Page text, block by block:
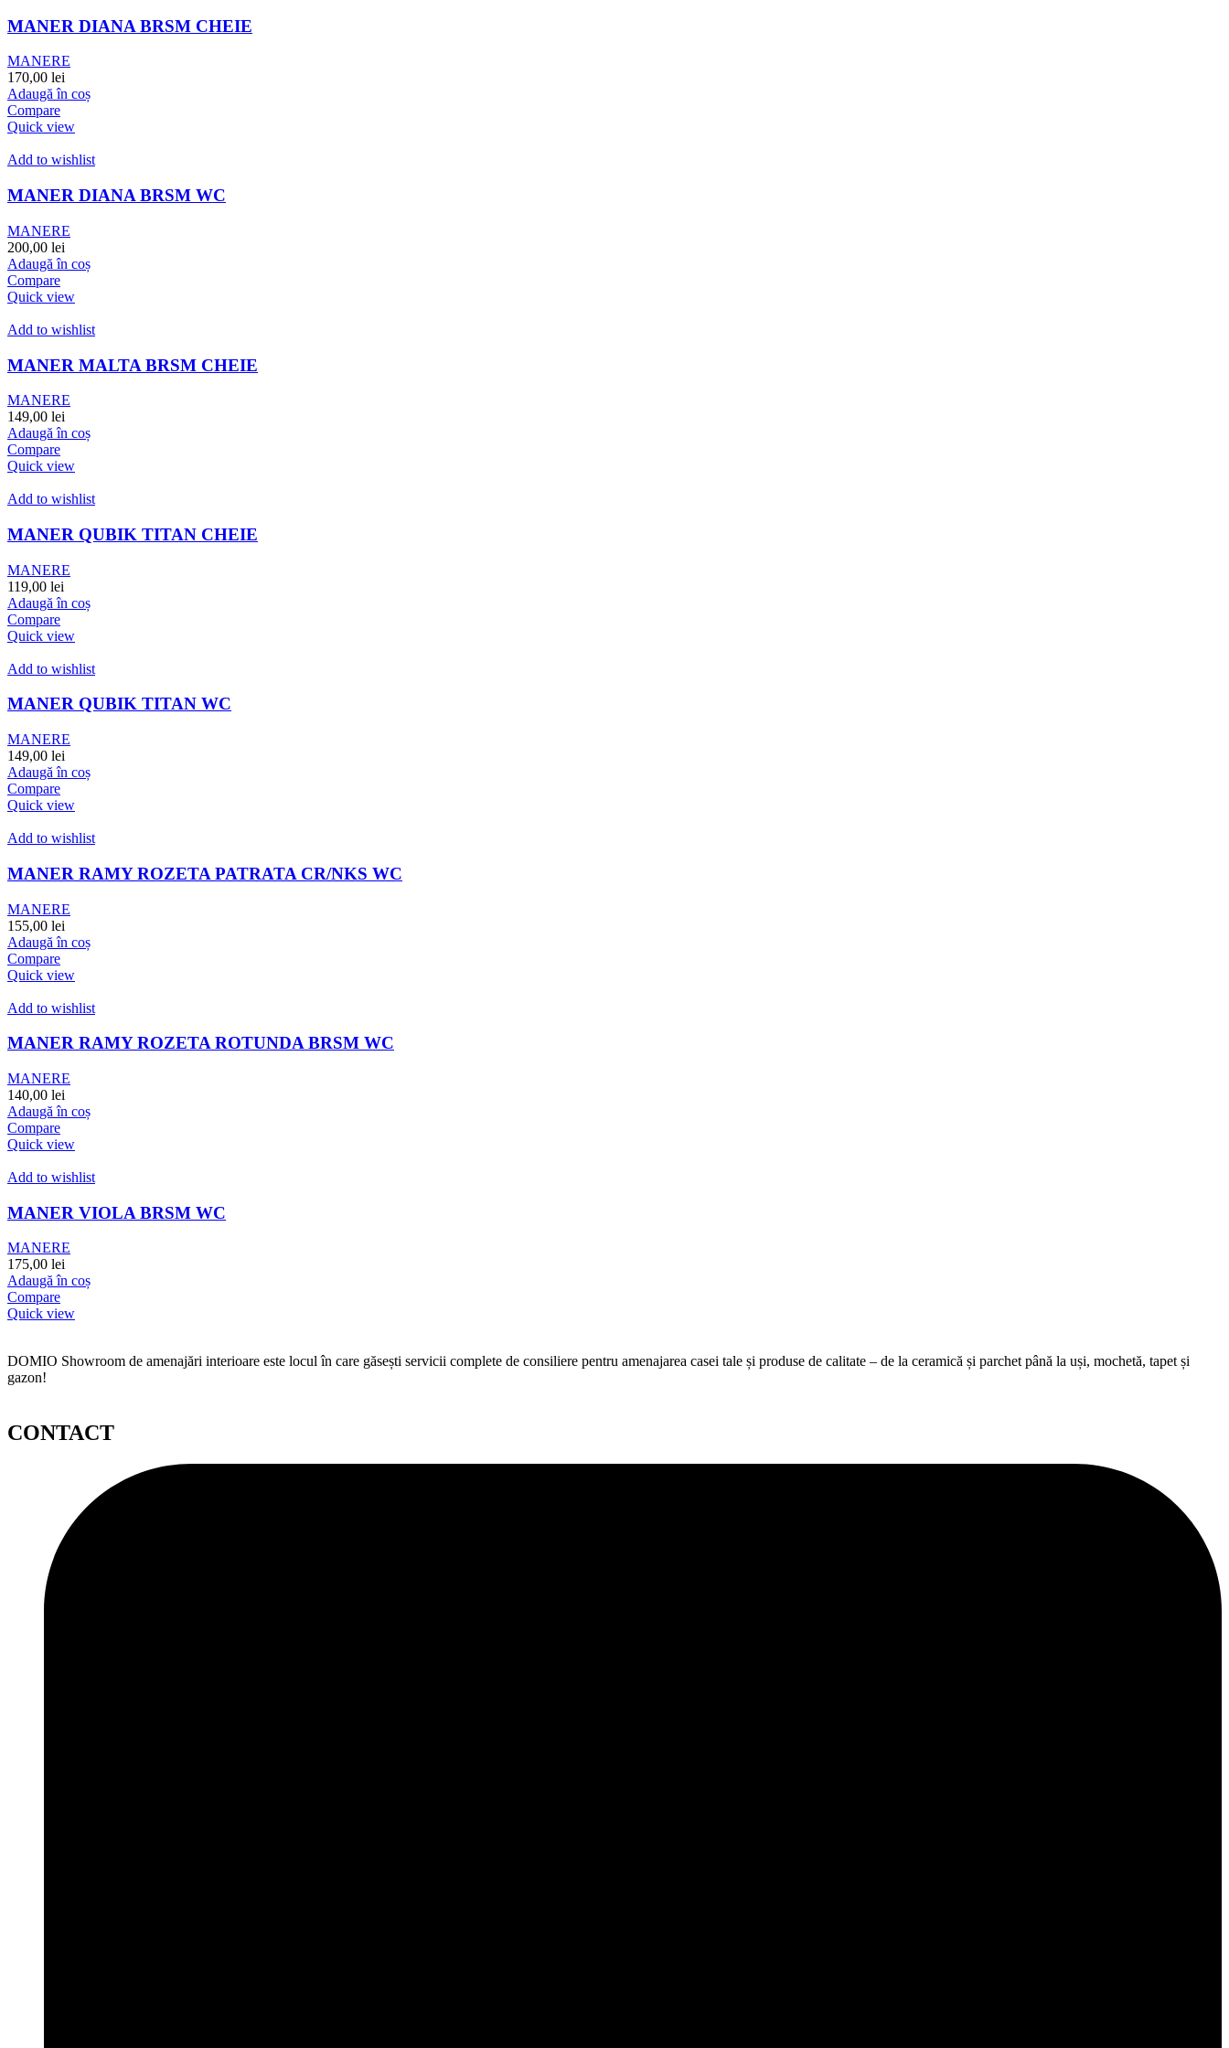
MANER DIANA BRSM CHEIE
MANERE
170,00 lei
Adaugă în coș
Compare
Quick view
Add to wishlist
MANER DIANA BRSM WC
MANERE
200,00 lei
Adaugă în coș
Compare
Quick view
Add to wishlist
MANER MALTA BRSM CHEIE
MANERE
149,00 lei
Adaugă în coș
Compare
Quick view
Add to wishlist
MANER QUBIK TITAN CHEIE
MANERE
119,00 lei
Adaugă în coș
Compare
Quick view
Add to wishlist
MANER QUBIK TITAN WC
MANERE
149,00 lei
Adaugă în coș
Compare
Quick view
Add to wishlist
MANER RAMY ROZETA PATRATA CR/NKS WC
MANERE
155,00 lei
Adaugă în coș
Compare
Quick view
Add to wishlist
MANER RAMY ROZETA ROTUNDA BRSM WC
MANERE
140,00 lei
Adaugă în coș
Compare
Quick view
Add to wishlist
MANER VIOLA BRSM WC
MANERE
175,00 lei
Adaugă în coș
Compare
Quick view
DOMIO Showroom de amenajări interioare este locul în care găsești servicii complete de consiliere pentru amenajarea casei tale și produse de calitate – de la ceramică și parchet până la uși, mochetă, tapet și
gazon!
CONTACT